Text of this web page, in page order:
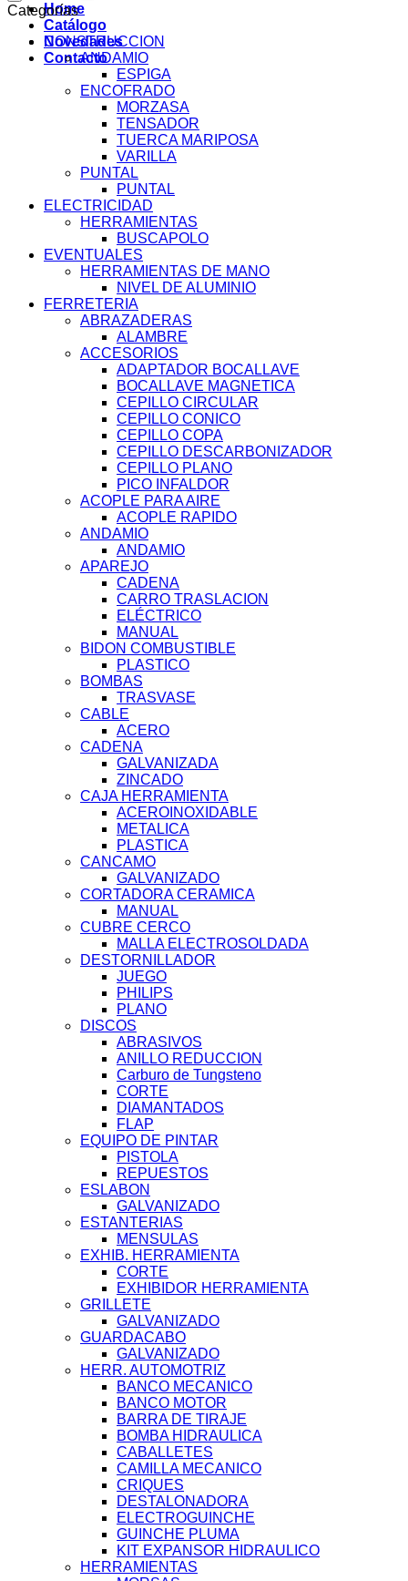
Home
Catálogo
Novedades
Contacto
Categorías
CONSTRUCCION
ANDAMIO
ESPIGA
ENCOFRADO
MORZASA
TENSADOR
TUERCA MARIPOSA
VARILLA
PUNTAL
PUNTAL
ELECTRICIDAD
HERRAMIENTAS
BUSCAPOLO
EVENTUALES
HERRAMIENTAS DE MANO
NIVEL DE ALUMINIO
FERRETERIA
ABRAZADERAS
ALAMBRE
ACCESORIOS
ADAPTADOR BOCALLAVE
BOCALLAVE MAGNETICA
CEPILLO CIRCULAR
CEPILLO CONICO
CEPILLO COPA
CEPILLO DESCARBONIZADOR
CEPILLO PLANO
PICO INFALDOR
ACOPLE PARA AIRE
ACOPLE RAPIDO
ANDAMIO
ANDAMIO
APAREJO
CADENA
CARRO TRASLACION
ELÉCTRICO
MANUAL
BIDON COMBUSTIBLE
PLASTICO
BOMBAS
TRASVASE
CABLE
ACERO
CADENA
GALVANIZADA
ZINCADO
CAJA HERRAMIENTA
ACEROINOXIDABLE
METALICA
PLASTICA
CANCAMO
GALVANIZADO
CORTADORA CERAMICA
MANUAL
CUBRE CERCO
MALLA ELECTROSOLDADA
DESTORNILLADOR
JUEGO
PHILIPS
PLANO
DISCOS
ABRASIVOS
ANILLO REDUCCION
Carburo de Tungsteno
CORTE
DIAMANTADOS
FLAP
EQUIPO DE PINTAR
PISTOLA
REPUESTOS
ESLABON
GALVANIZADO
ESTANTERIAS
MENSULAS
EXHIB. HERRAMIENTA
CORTE
EXHIBIDOR HERRAMIENTA
GRILLETE
GALVANIZADO
GUARDACABO
GALVANIZADO
HERR. AUTOMOTRIZ
BANCO MECANICO
BANCO MOTOR
BARRA DE TIRAJE
BOMBA HIDRAULICA
CABALLETES
CAMILLA MECANICO
CRIQUES
DESTALONADORA
ELECTROGUINCHE
GUINCHE PLUMA
KIT EXPANSOR HIDRAULICO
HERRAMIENTAS